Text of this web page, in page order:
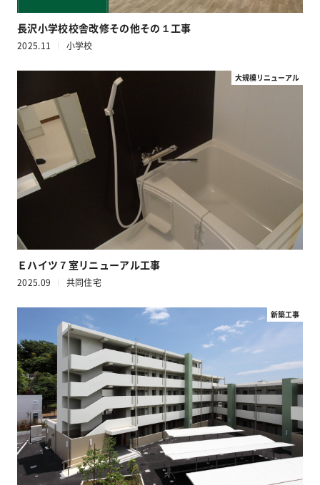
長沢小学校校舎改修その他その１工事
2025.11 小学校
大規模リニューアル
Ｅハイツ７室リニューアル工事
2025.09 共同住宅
新築工事